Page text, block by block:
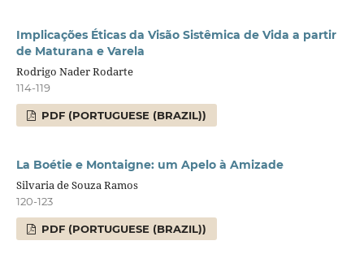
Implicações Éticas da Visão Sistêmica de Vida a partir
de Maturana e Varela
Rodrigo Nader Rodarte
114-119
PDF (PORTUGUESE (BRAZIL))
La Boétie e Montaigne: um Apelo à Amizade
Silvaria de Souza Ramos
120-123
PDF (PORTUGUESE (BRAZIL))